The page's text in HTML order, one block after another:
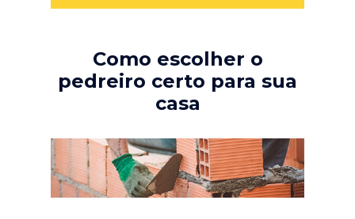
Como escolher o
pedreiro certo para sua
casa